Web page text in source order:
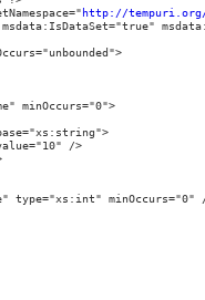
http://tempuri.org/
minOccurs="0">
/>
type="xs:int" minOccurs="0"